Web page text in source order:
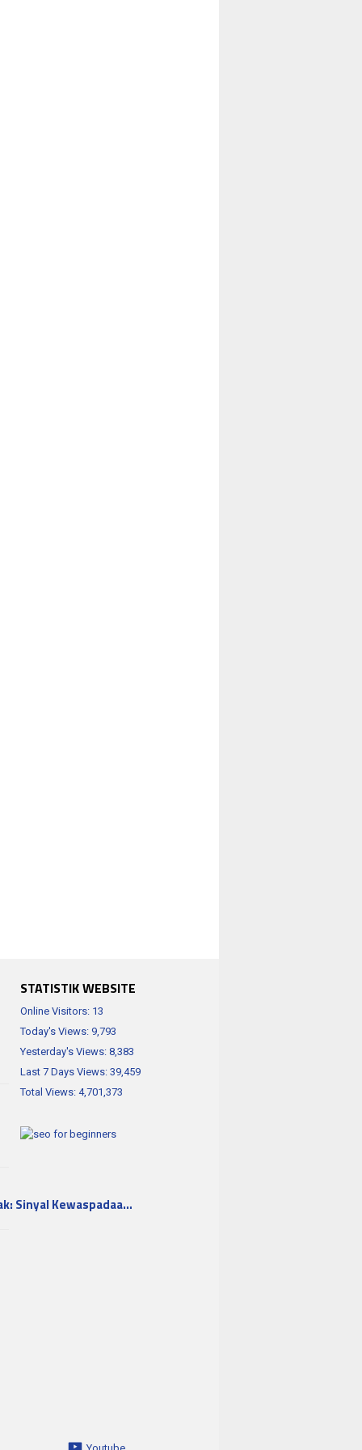
Sinyal Kewaspadaa…
STATISTIK WEBSITE
Online Visitors: 13
Today's Views: 9,793
Yesterday's Views: 8,383
Last 7 Days Views: 39,459
Total Views: 4,701,373